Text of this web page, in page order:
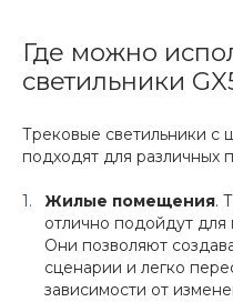
Где можно
светильники
Трековые светильники с
подходят для различных
Жилые помещения.
отлично подойдут для
Они позволяют
сценарии и легко
зависимости от